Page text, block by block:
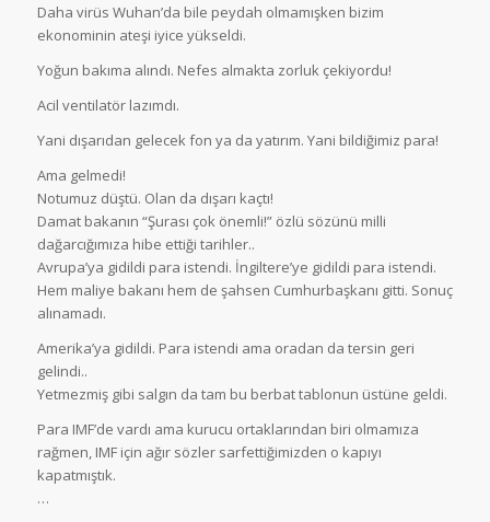
Daha virüs Wuhan’da bile peydah olmamışken bizim
ekonominin ateşi iyice yükseldi.
Yoğun bakıma alındı. Nefes almakta zorluk çekiyordu!
Acil ventilatör lazımdı.
Yani dışarıdan gelecek fon ya da yatırım. Yani bildiğimiz para!
Ama gelmedi!
Notumuz düştü. Olan da dışarı kaçtı!
Damat bakanın “Şurası çok önemli!” özlü sözünü milli
dağarcığımıza hibe ettiği tarihler..
Avrupa’ya gidildi para istendi. İngiltere’ye gidildi para istendi.
Hem maliye bakanı hem de şahsen Cumhurbaşkanı gitti. Sonuç
alınamadı.
Amerika’ya gidildi. Para istendi ama oradan da tersin geri
gelindi..
Yetmezmiş gibi salgın da tam bu berbat tablonun üstüne geldi.
Para IMF’de vardı ama kurucu ortaklarından biri olmamıza
rağmen, IMF için ağır sözler sarfettiğimizden o kapıyı
kapatmıştık.
…